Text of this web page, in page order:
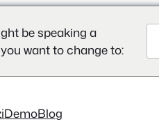
be speaking a
want to change to:
DemoBlog